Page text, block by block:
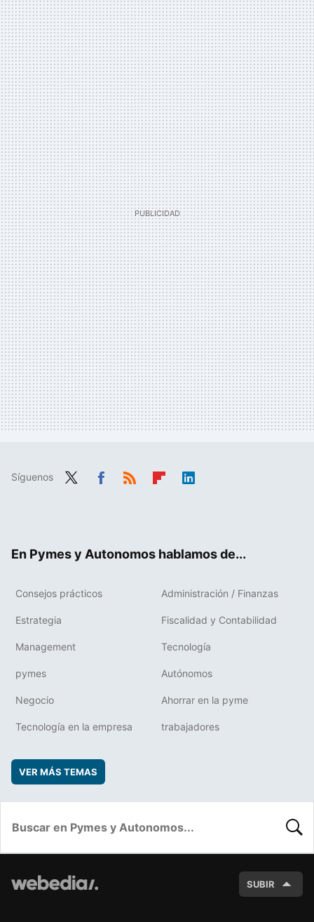
Síguenos
En Pymes y Autonomos hablamos de...
Consejos prácticos Administración / Finanzas
Estrategia Fiscalidad y Contabilidad
Management Tecnología
pymes Autónomos
Negocio Ahorrar en la pyme
Tecnología en la empresa trabajadores
VER MÁS TEMAS
SUBIR